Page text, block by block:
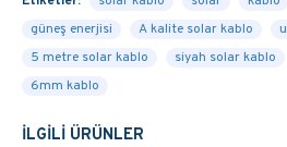
sizlere ulaştırılacaktır.
GunesDukkan.com Sayesinde
Üret!
güneş enerjisi
A kalite solar kablo
5 metre solar kablo
siyah solar kablo
6mm kablo
İLGILI ÜRÜNLER